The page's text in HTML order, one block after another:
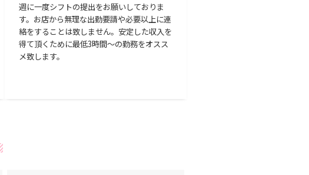
週に一度シフトの提出をお願いしておりま
す。お店から無理な出勤要請や必要以上に連
絡をすることは致しません。安定した収入を
得て頂くために最低3時間～の勤務をオスス
メ致します。